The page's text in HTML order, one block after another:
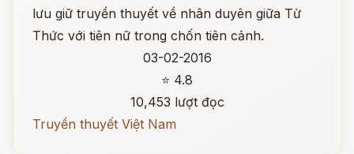
lưu giữ truyền thuyết về nhân duyên giữa Từ
Thức với tiên nữ trong chốn tiên cảnh.
03-02-2016
⭐ 4.8
10,453 lượt đọc
Truyền thuyết Việt Nam